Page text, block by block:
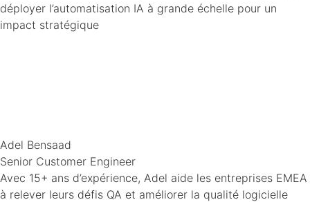
déployer l’automatisation IA à grande échelle pour un
impact stratégique
Adel Bensaad
Senior Customer Engineer
Avec 15+ ans d’expérience, Adel aide les entreprises EMEA
à relever leurs défis QA et améliorer la qualité logicielle